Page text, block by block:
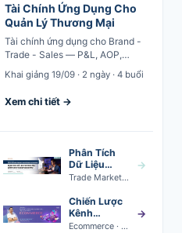
Tài Chính Ứng Dụng Cho
Quản Lý Thương Mại
Tài chính ứng dụng cho Brand -
Trade - Sales — P&L, AOP,
New Product Launch Analysis
Khai giảng 19/09 · 2 ngày · 4 buổi
Xem chi tiết →
Phân Tích
Dữ Liệu
Trade
Trade Marketing Data Analytics · Khai giảng 24/08
→
Chiến Lược
Kênh
Thương MạiEcommerce · Khai giảng 24/08
→